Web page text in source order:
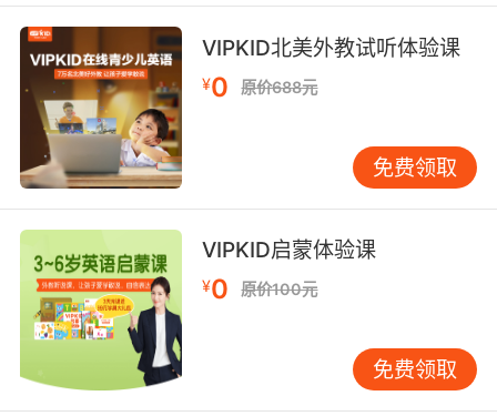
最后还有一个我们的，那这个呢叫做our， our
book 我们的书。our。好 一共就是这样几个，我
们叫形容词性物主代词，如果用中文来理解呢，
都是带有的字的。
接下来我们再看一下它们分别对应的名词词性物
my book，那这个时候呢我们会用一个mine这个
词，代替整体的我的书 mine， this is my
book。this is mine。 this is mine ，m i n e这个
单词。大家看一下它的对等关系。this is my
book。this is mine，这个mine和my book是对
应的。也就是想 my是一个形容词性，那么加上
VIPKID北美外教试听体验课
¥0 原价688元
免费领取
VIPKID启蒙体验课
¥0 原价100元
免费领取